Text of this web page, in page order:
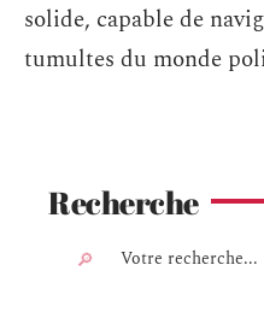
solide, capable de
tumultes du monde
Recherche